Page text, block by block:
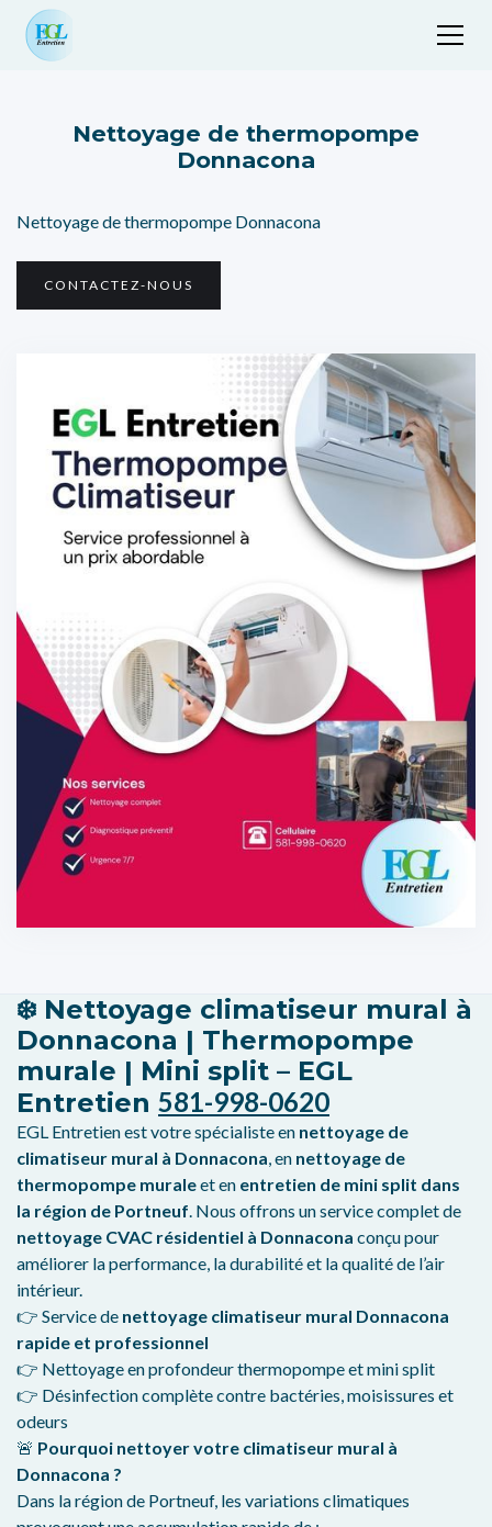
Nettoyage de thermopompe
Donnacona
Nettoyage de thermopompe Donnacona
CONTACTEZ-NOUS
❄️ Nettoyage climatiseur mural à
Donnacona | Thermopompe
murale | Mini split – EGL
Entretien 581-998-0620
EGL Entretien est votre spécialiste en nettoyage de
climatiseur mural à Donnacona , en nettoyage de
thermopompe muraleet en entretien de mini split dans
la région de Portneuf . Nous offrons un service complet de
nettoyage CVAC résidentiel à Donnacona conçu pour
améliorer la performance, la durabilité et la qualité de l’air
intérieur.
👉 Service de nettoyage climatiseur mural Donnacona
rapide et professionnel
👉 Nettoyage en profondeur thermopompe et mini split
👉 Désinfection complète contre bactéries, moisissures et
odeurs
🚨 Pourquoi nettoyer votre climatiseur mural à
Donnacona ?
Dans la région de Portneuf, les variations climatiques